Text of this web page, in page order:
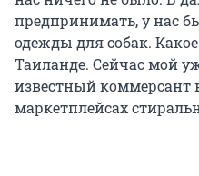
предпринимать, у нас
одежды для собак.
Таиланде. Сейчас мой
известный коммерсант
маркетплейсах